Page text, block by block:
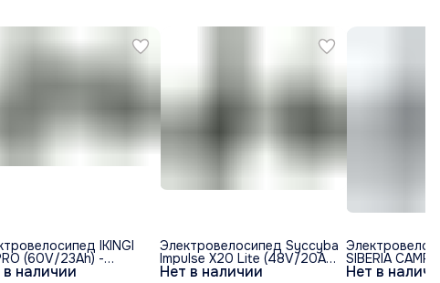
в наличии
IKINGI
(60V/23Ah) -
Нет в наличии
Электровелосипед Syccyba
Impulse X20 Lite (48V/20Ah)
- Спицы Нет в
SIBERIA
36V/11A